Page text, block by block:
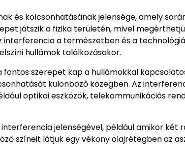
és kölcsönhatásának jelensége, amely
játszik a fizika területén, mivel
interferencia a természetben és a
hullámok találkozásakor.
fontos szerepet kap a hullámokkal
különböző közegben. Az
optikai eszközök, telekommunikációs
jelenségével, például amikor két
színeit látjuk egy vékony olajrétegben az